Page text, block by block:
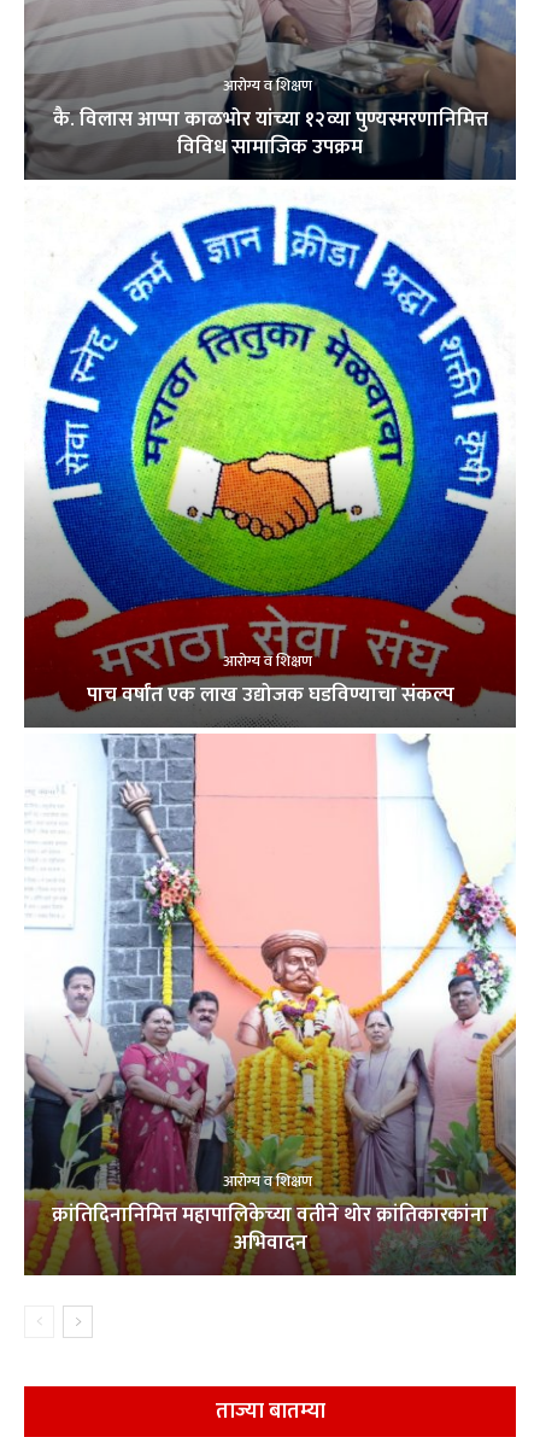
आरोग्य व शिक्षण
कै. विलास आप्पा काळभोर यांच्या १२व्या पुण्यस्मरणानिमित्त
विविध सामाजिक उपक्रम
आरोग्य व शिक्षण
पाच वर्षांत एक लाख उद्योजक घडविण्याचा संकल्प
आरोग्य व शिक्षण
क्रांतिदिनानिमित्त महापालिकेच्या वतीने थोर क्रांतिकारकांना
अभिवादन
ताज्या बातम्या